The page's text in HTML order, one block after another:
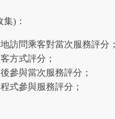
)：
訪問乘客對當次服務評分；
方式評分；
參與當次服務評分；
式參與服務評分；